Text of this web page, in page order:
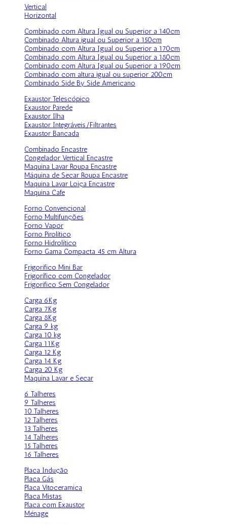
Vertical
Horizontal
Combinado com Altura Igual ou Superior a 140cm
Combinado Altura igual ou Superior a 150cm
Combinado com Altura Igual ou Superior a 170cm
Combinado com Altura Igual ou Superior a 180cm
Combinado com Altura Igual ou Superior a 190cm
Combinado com altura igual ou superior 200cm
Combinado Side By Side Americano
Exaustor Telescópico
Exaustor Parede
Exaustor Ilha
Exaustor Integráveis/Filtrantes
Exaustor Bancada
Combinado Encastre
Congelador Vertical Encastre
Maquina Lavar Roupa Encastre
Máquina de Secar Roupa Encastre
Maquina Lavar Loiça Encastre
Maquina Cafe
Forno Convencional
Forno Multifunções
Forno Vapor
Forno Pirolítico
Forno Hidrolítico
Forno Gama Compacta 45 cm Altura
Frigorifico Mini Bar
Frigorífico com Congelador
Frigorifico Sem Congelador
Carga 6Kg
Carga 7Kg
Carga 8Kg
Carga 9 kg
Carga 10 kg
Carga 11Kg
Carga 12 Kg
Carga 14 Kg
Carga 20 Kg
Maquina Lavar e Secar
6 Talheres
9 Talheres
10 Talheres
12 Talheres
13 Talheres
14 Talheres
15 Talheres
16 Talheres
Placa Indução
Placa Gás
Placa Vitoceramica
Placa Mistas
Placa com Exaustor
Ménage